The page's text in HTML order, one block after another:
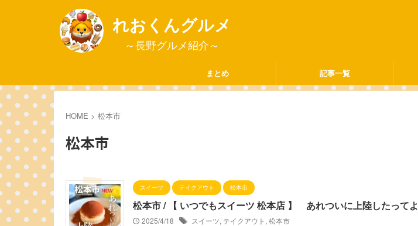
れおくんグルメ
～長野グルメ紹介～
まとめ 記事一覧
HOME > 松本市
松本市
スイーツ テイクアウト 松本市
松本市 / 【 いつでもスイーツ 松本店 】 あれついに上陸したってよ
2025/4/18 スイーツ, テイクアウト , 松本市